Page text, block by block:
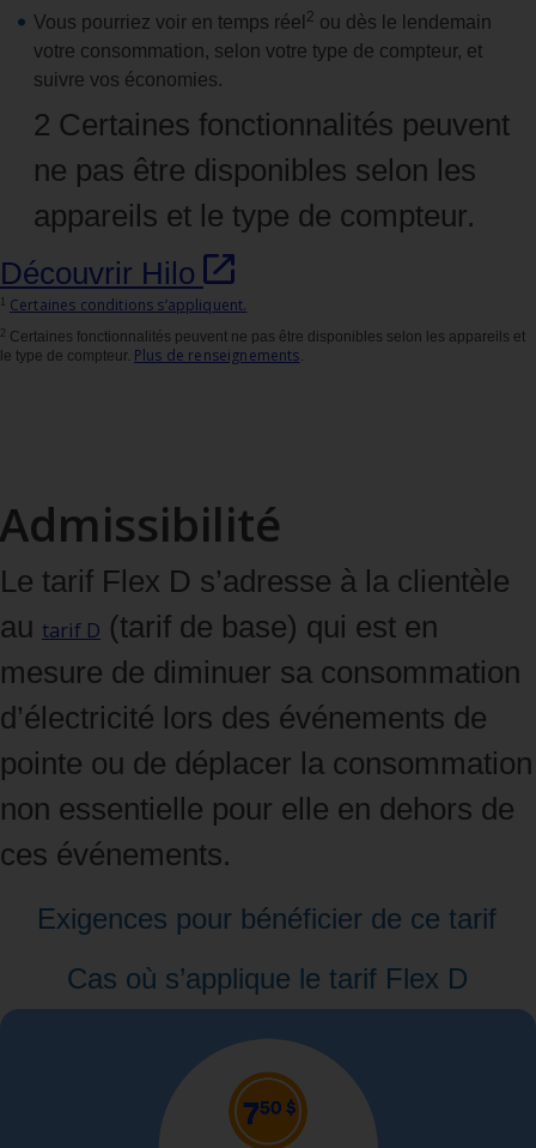
Vous pourriez voir en temps réel 2 ou dès le lendemain
votre consommation, selon votre type de compteur, et
suivre vos économies.
2 Certaines fonctionnalités peuvent
ne pas être disponibles selon les
appareils et le type de compteur.
Découvrir Hilo
Certaines conditions s’appliquent.
2 Certaines fonctionnalités peuvent ne pas être disponibles selon les appareils et
le type de compteur. Plus de renseignements.
Admissibilité
Le tarif Flex D s’adresse à la clientèle
au tarif D (tarif de base) qui est en
mesure de diminuer sa consommation
d’électricité lors des événements de
pointe ou de déplacer la consommation
non essentielle pour elle en dehors de
ces événements.
Exigences pour bénéficier de ce tarif
Cas où s’applique le tarif Flex D